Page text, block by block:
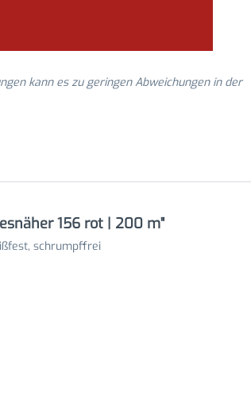
kann es zu geringen Abweichungen in der
156 rot | 200 m"
schrumpffrei